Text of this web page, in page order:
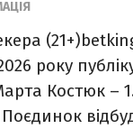
(21+)
року
Костюк –
Поєдинок